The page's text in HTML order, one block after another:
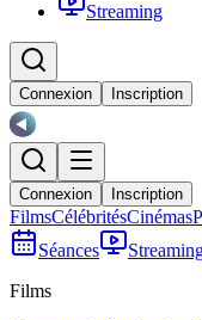
Streaming
Connexion Inscription
Connexion Inscription
FilmsCélébritésCinémas
Séances
Films